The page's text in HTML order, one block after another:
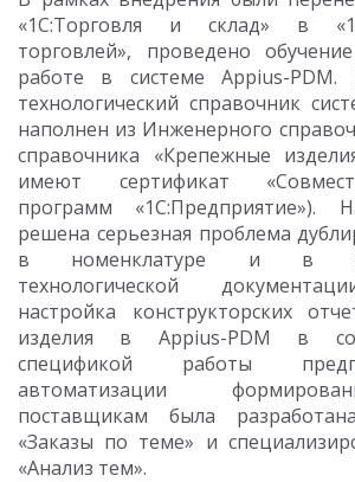
«1С:Торговля и склад» в
торговлей», проведено
работе в системе Appius-PDM.
технологический справочник
наполнен из Инженерного
справочника «Крепежные
имеют сертификат
программ «1С:Предприятие»).
решена серьезная проблема
в номенклатуре и в
технологической
настройка конструкторских
изделия в Appius-PDM в
спецификой работы
автоматизации
поставщикам была
«Заказы по теме» и
«Анализ тем».